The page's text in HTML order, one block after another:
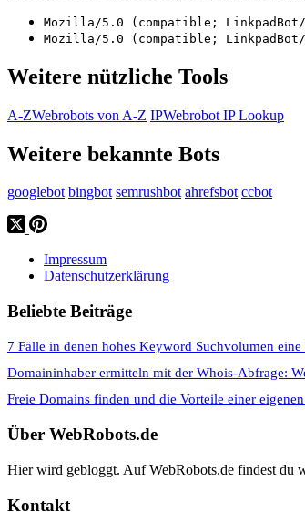
Mozilla/5.0 (compatible;
Mozilla/5.0 (compatible;
Weitere nützliche Tools
A-ZWebrobots von A-Z IPWebrobot IP Lookup
Weitere bekannte Bots
googlebot bingbot semrushbot ahrefsbot ccbot
Impressum
Datenschutzerklärung
Beliebte Beiträge
7 Fälle in denen hohes Keyword Suchvolumen
Domaininhaber ermitteln mit der Whois-Abfrage:
Freie Domains finden und die Vorteile einer
Über WebRobots.de
Hier wird gebloggt. Auf WebRobots.de findest du
Kontakt